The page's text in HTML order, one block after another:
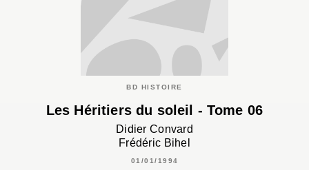
BD HISTOIRE
Les Héritiers du soleil - Tome 06
Didier Convard
Frédéric Bihel
01/01/1994